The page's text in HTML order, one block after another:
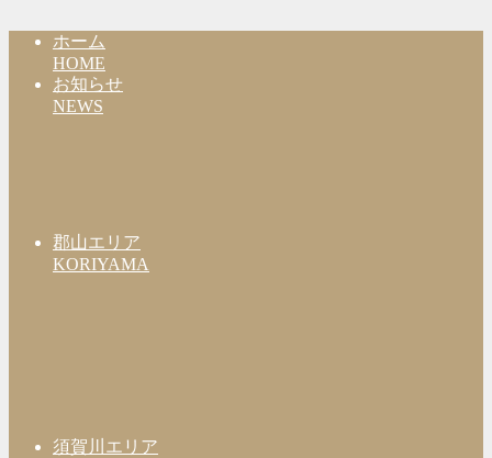
ホーム
HOME
お知らせ
NEWS
郡山エリア
KORIYAMA
須賀川エリア